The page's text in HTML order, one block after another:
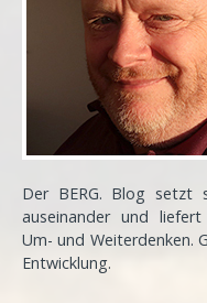
Der BERG. Blog setzt
auseinander und
Um- und Weiterdenken.
Entwicklung.